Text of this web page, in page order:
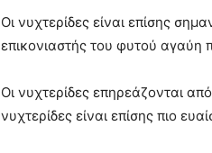
Οι νυχτερίδες είναι επίσης
επικονιαστής του φυτού αγαύη
Οι νυχτερίδες επηρεάζονται
νυχτερίδες είναι επίσης πιο